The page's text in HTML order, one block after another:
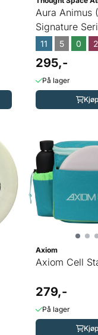
Aura Animus
Signature
11 5 0 2
295,-
På lager
Kjøp
Axiom
Axiom Cell
279,-
På lager
Kjøp